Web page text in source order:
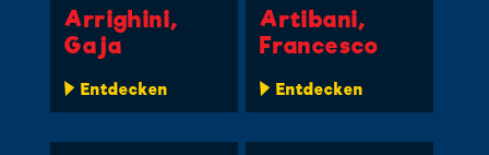
Arrighini,
Gaja
Entdecken
Artibani,
Francesco
Entdecken